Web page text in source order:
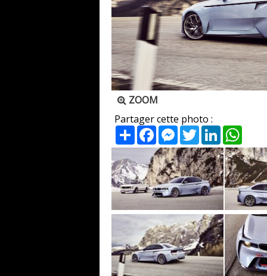
ZOOM
Partager cette photo :
PartagerFacebookMessenger
TwitterLinkedIn